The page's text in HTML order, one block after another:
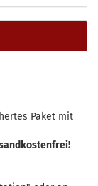
Paket mit